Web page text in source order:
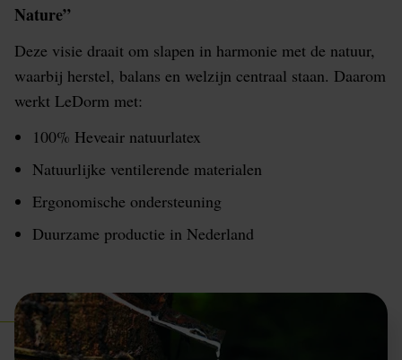
Nature”
Deze visie draait om slapen in harmonie met de natuur,
waarbij herstel, balans en welzijn centraal staan. Daarom
werkt LeDorm met:
100% Heveair natuurlatex
Natuurlijke ventilerende materialen
Ergonomische ondersteuning
Duurzame productie in Nederland